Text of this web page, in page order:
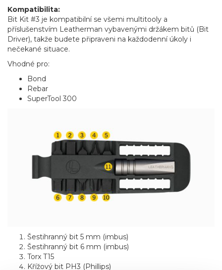
Kompatibilita:
Bit Kit #3 je kompatibilní se všemi multitooly a
příslušenstvím Leatherman vybavenými držákem bitů (Bit
Driver), takže budete připraveni na každodenní úkoly i
nečekané situace.
Vhodné pro:
Bond
Rebar
SuperTool 300
Šestihranný bit 5 mm (imbus)
Šestihranný bit 6 mm (imbus)
Torx T15
Křížový bit PH3 (Phillips)